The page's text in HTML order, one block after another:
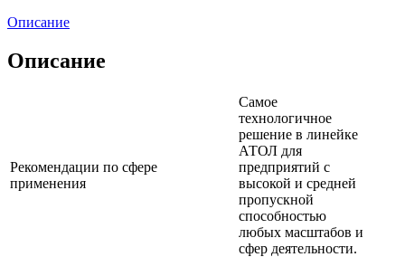
Описание
Описание
Рекомендации по сфере
применения
Самое
технологичное
решение в линейке
АТОЛ для
предприятий с
высокой и средней
пропускной
способностью
любых масштабов и
сфер деятельности.